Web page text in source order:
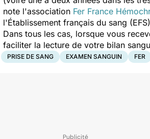
note l'association Fer France
l'Établissement français du sang
Dans tous les cas, lorsque vous
faciliter la lecture de votre bilan
PRISE DE SANG EXAMEN SANGUIN FER